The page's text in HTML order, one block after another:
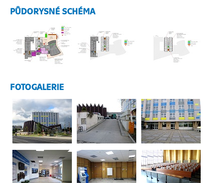
PŮDORYSNÉ SCHÉMA
FOTOGALERIE